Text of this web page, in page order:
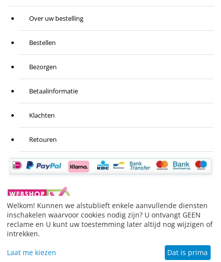
Over uw bestelling
Bestellen
Bezorgen
Betaalinformatie
Klachten
Retouren
BESTELLING HERROEPEN
Merknamen die
gebruikt worden hebben slechts de functie de
Welkom! Kunnen we alstublieft enkele aanvullende diensten
inschakelen waarvoor cookies nodig zijn? U ontvangt GEEN
reclame en U kunt uw toestemming later altijd nog wijzigen of
intrekken.
Laat me kiezen Dat is prima